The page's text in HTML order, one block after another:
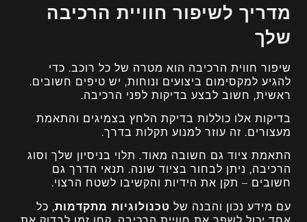
מדריך לשיפור חוויית הרכיבה
שלך
שיפור חווית הרכיבה הוא מטרה של כל רוכב. כדי
להגיע למקסימום ביצועים ונוחות, יש טיפים חשובים.
ראשית, חשוב לבצע בדיקות לפני הרכיבה.
בדיקות אלו כוללות בדיקת הלחץ בצמיגים והתאמת
מעצורים. זה עוזר למנוע תקלות בדרך.
התאמת ציוד גם חשובה מאוד. תלוי בניסיון שלך וסוג
הרכיבה, ניתן לבחור בציוד שונה. תנאי הדרך גם
חשובים – תקן את הידיות והקשיבו לשטח הרצוי.
עם מידע נכון והבנה של טכנולוגיות מתקדמות, כל